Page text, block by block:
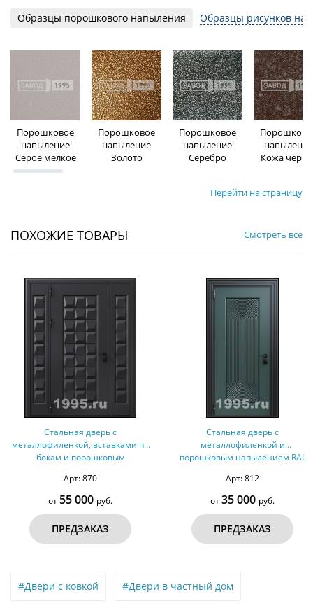
Образцы порошкового напыления Образцы рисунков на
Порошковое
напыление
Серое мелкое
Порошковое
напыление
Золото
Порошковое
напыление
Серебро
напыление
Кожа
Перейти на страницу
ПОХОЖИЕ ТОВАРЫ Смотреть все
Стальная дверь с
металлофиленкой, вставками по
бокам и порошковым
оцинкованная сталь)
Арт: 870
от 55 000 руб.
ПРЕДЗАКАЗ
Стальная дверь с
металлофиленкой и
порошковым напылением RAL
Арт: 812
от35 000 руб.
ПРЕДЗАКАЗ
#Двери с ковкой #Двери в частный дом